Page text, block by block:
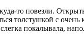
то повезли.
толстушкой с
покалывала,